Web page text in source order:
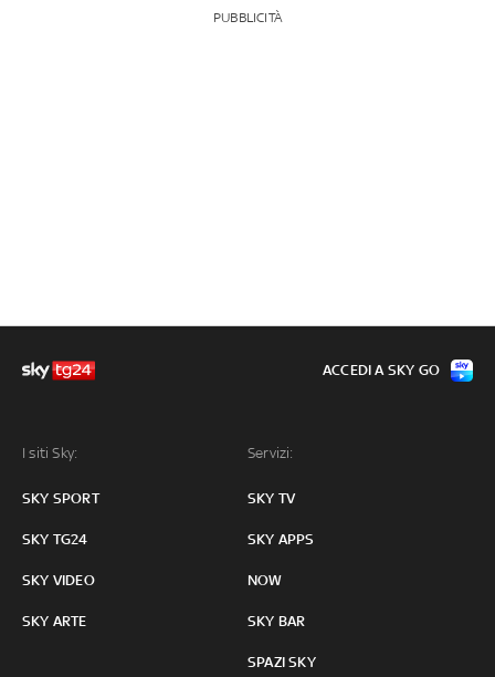
PUBBLICITÀ
I siti Sky:
SKY SPORT
SKY TG24
SKY VIDEO
SKY ARTE
Servizi:
SKY TV
SKY APPS
NOW
SKY BAR
SPAZI SKY
ACCEDI A SKY GO